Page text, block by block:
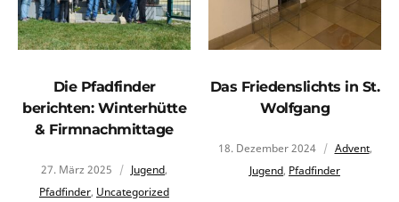
Die Pfadfinder
berichten: Winterhütte
& Firmnachmittage
27. März 2025 Jugend,
Pfadfinder, Uncategorized
Das Friedenslichts in St.
Wolfgang
18. Dezember 2024 Advent,
Jugend, Pfadfinder